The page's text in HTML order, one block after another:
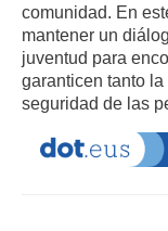
comunidad. En
mantener un
juventud para
garanticen tanto
seguridad de las